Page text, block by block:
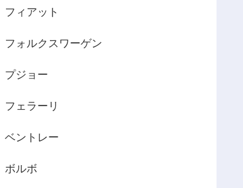
フィアット
フォルクスワーゲン
プジョー
フェラーリ
ベントレー
ボルボ